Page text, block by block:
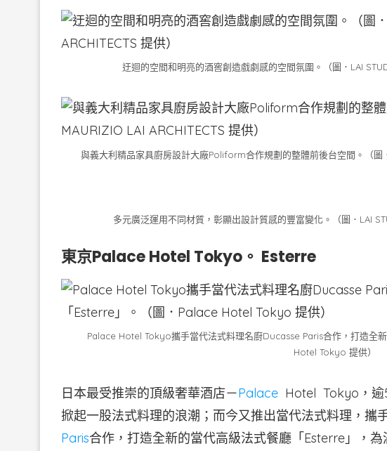
迂迴的空間和明亮的酒窖創造戲劇感的空間氛圍。（圖．LAI
與義大利精品家具廚房設計大廠Poliform合作規劃的整體前後台空間。（圖
多元廣泛運用不同材質，彰顯出設計質感的豐富變化。（圖．LAI
東京Palace Hotel Tokyo。 Esterre
Palace Hotel Tokyo攜手當代法式料理名廚Ducasse Paris合作，打造全
Hotel Tokyo 提供）
日本最受推崇的頂級奢華酒店－Palace Hotel Tokyo，逾
掀起一股法式料理的浪潮；而今又推出當代法式料理，攜
Paris合作，打造全新的當代高級法式餐廳「Esterre」，